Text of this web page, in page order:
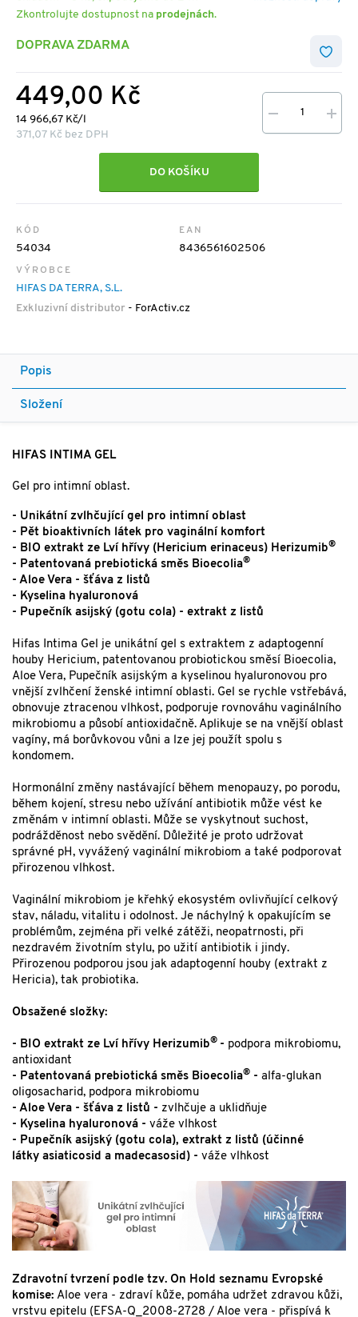
Zkontrolujte dostupnost na prodejnách.
DOPRAVA ZDARMA
449,00 Kč
14 966,67 Kč/l
371,07 Kč bez DPH
DO KOŠÍKU
KÓD
54034
EAN
8436561602506
VÝROBCE
HIFAS DA TERRA, S.L.
Exkluzivní distributor - ForActiv.cz
Popis
Složení
HIFAS INTIMA GEL
Gel pro intimní oblast.
- Unikátní zvlhčující gel pro intimní oblast
- Pět bioaktivních látek pro vaginální komfort
- BIO extrakt ze Lví hřívy (Hericium erinaceus) Herizumib®
- Patentovaná prebiotická směs Bioecolia®
- Aloe Vera - šťáva z listů
- Kyselina hyaluronová
- Pupečník asijský (gotu cola) - extrakt z listů
Hifas Intima Gel je unikátní gel s extraktem z adaptogenní
houby Hericium, patentovanou probiotickou směsí Bioecolia,
Aloe Vera, Pupečník asijským a kyselinou hyaluronovou pro
vnější zvlhčení ženské intimní oblasti. Gel se rychle vstřebává,
obnovuje ztracenou vlhkost, podporuje rovnováhu vaginálního
mikrobiomu a působí antioxidačně. Aplikuje se na vnější oblast
vagíny, má borůvkovou vůni a lze jej použít spolu s
kondomem.
Hormonální změny nastávající během menopauzy, po porodu,
během kojení, stresu nebo užívání antibiotik může vést ke
změnám v intimní oblasti. Může se vyskytnout suchost,
podrážděnost nebo svědění. Důležité je proto udržovat
správné pH, vyvážený vaginální mikrobiom a také podporovat
přirozenou vlhkost.
Vaginální mikrobiom je křehký ekosystém ovlivňující celkový
stav, náladu, vitalitu i odolnost. Je náchylný k opakujícím se
problémům, zejména při velké zátěži, neopatrnosti, při
nezdravém životním stylu, po užití antibiotik i jindy.
Přirozenou podporou jsou jak adaptogenní houby (extrakt z
Hericia), tak probiotika.
Obsažené složky:
- BIO extrakt ze Lví hřívy Herizumib® - podpora mikrobiomu,
antioxidant
- Patentovaná prebiotická směs Bioecolia® - alfa-glukan
oligosacharid, podpora mikrobiomu
- Aloe Vera - šťáva z listů - zvlhčuje a uklidňuje
- Kyselina hyaluronová - váže vlhkost
- Pupečník asijský (gotu cola), extrakt z listů (účinné
látky asiaticosid a madecasosid) - váže vlhkost
Zdravotní tvrzení podle tzv. On Hold seznamu Evropské
komise: Aloe vera - zdraví kůže, pomáha udržet zdravou kůži,
vrstvu epitelu (EFSA-Q_2008-2728 / Aloe vera - přispívá k